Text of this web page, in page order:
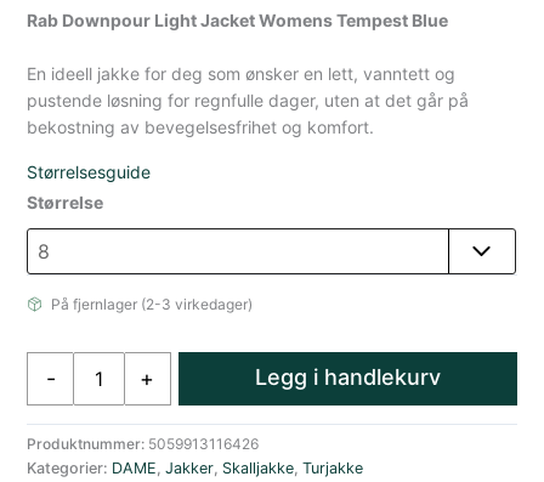
Rab Downpour Light Jacket Womens Tempest Blue
En ideell jakke for deg som ønsker en lett, vanntett og
pustende løsning for regnfulle dager, uten at det går på
bekostning av bevegelsesfrihet og komfort.
Størrelsesguide
Størrelse
På fjernlager (2-3 virkedager)
-
Downpour
Regnjakke
Dame
+ Legg i handlekurv
Produktnummer: 5059913116426
Kategorier: DAME,Jakker, Skalljakke,Turjakke